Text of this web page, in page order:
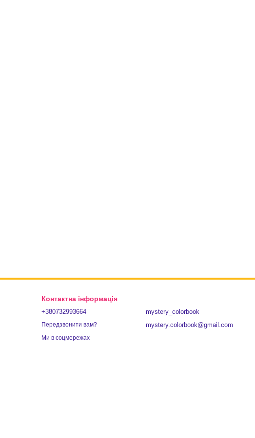
Контактна інформація
+380732993664
Передзвонити вам?
mystery_colorbook
mystery.colorbook@gmail.com
Ми в соцмережах